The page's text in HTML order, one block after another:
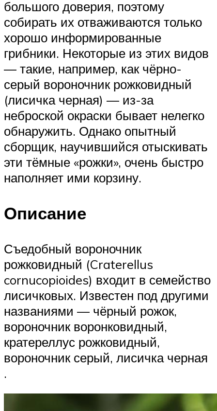
большого доверия, поэтому
собирать их отваживаются только
хорошо информированные
грибники. Некоторые из этих видов
— такие, например, как чёрно-
серый вороночник рожковидный
(лисичка черная) — из-за
неброской окраски бывает нелегко
обнаружить. Однако опытный
сборщик, научившийся отыскивать
эти тёмные «рожки», очень быстро
наполняет ими корзину.
Описание
Съедобный вороночник
рожковидный (Craterellus
cornucopioides) входит в семейство
лисичковых. Известен под другими
названиями — чёрный рожок,
вороночник воронковидный,
кратереллус рожковидный,
вороночник серый, лисичка черная
.